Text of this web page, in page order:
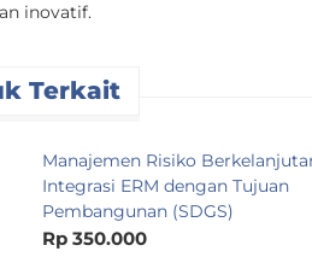
inovatif.
Terkait
Manajemen Risiko
Integrasi ERM dengan Tujuan
Pembangunan (SDGS)
Rp 350.000